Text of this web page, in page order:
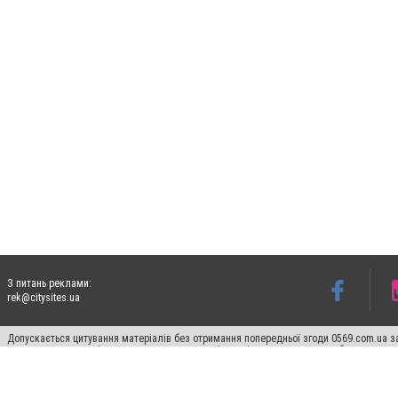
З питань реклами:
rek@citysites.ua
Допускається цитування матеріалів без отримання попередньої згоди
пошукових систем гіперпосилання на цитовані статті не нижче другого абзацу в